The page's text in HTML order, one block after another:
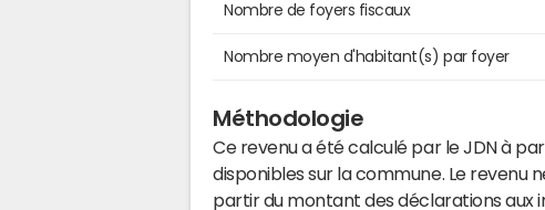
Nombre de foyers fiscaux
Nombre moyen d'habitant(s) par foyer
Méthodologie
Ce revenu a été calculé par le JDN à
disponibles sur la commune. Le revenu
partir du montant des déclarations aux